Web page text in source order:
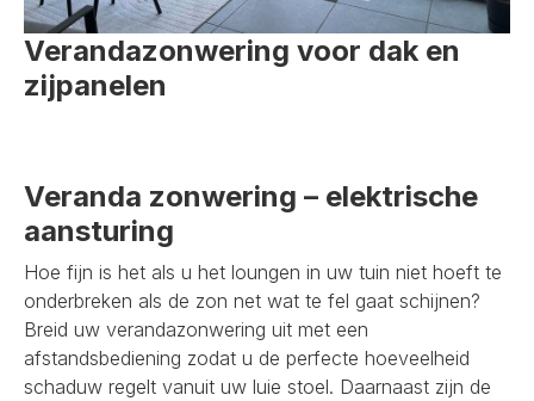
Verandazonwering voor dak en
zijpanelen
Veranda zonwering – elektrische
aansturing
Hoe fijn is het als u het loungen in uw tuin niet hoeft te
onderbreken als de zon net wat te fel gaat schijnen?
Breid uw verandazonwering uit met een
afstandsbediening zodat u de perfecte hoeveelheid
schaduw regelt vanuit uw luie stoel. Daarnaast zijn de